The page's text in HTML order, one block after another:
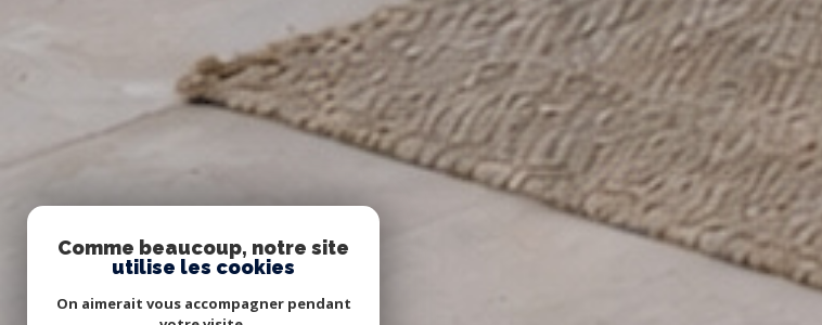
Comme beaucoup, notre site
utilise les cookies
On aimerait vous accompagner pendant